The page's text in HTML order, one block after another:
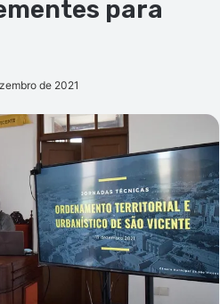
para
de 2021